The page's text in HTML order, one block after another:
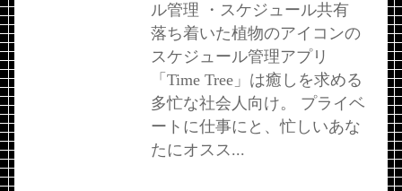
ル管理 ・スケジュール共有
落ち着いた植物のアイコンの
スケジュール管理アプリ
「Time Tree」は癒しを求める
多忙な社会人向け。 プライベ
ートに仕事にと、忙しいあな
たにオスス...